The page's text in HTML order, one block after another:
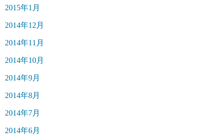
2015年1月
2014年12月
2014年11月
2014年10月
2014年9月
2014年8月
2014年7月
2014年6月